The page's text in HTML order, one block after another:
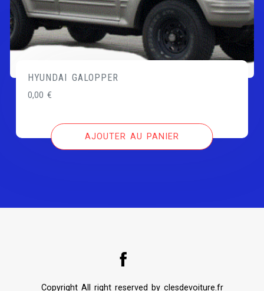
HYUNDAI GALOPPER
0,00€
AJOUTER AU PANIER
Copyright All right reserved by clesdevoiture.fr